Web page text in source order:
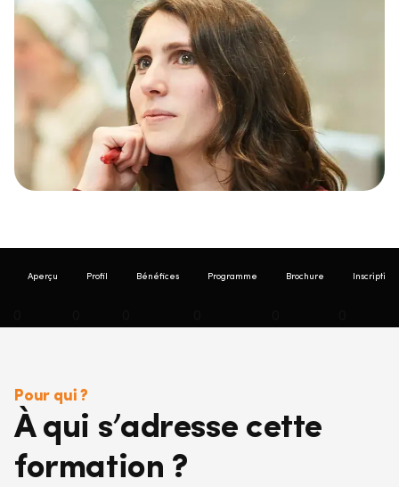
Aperçu Profil Bénéfices Programme Brochure Inscription
Pour qui ?
À qui s’adresse cette
formation ?